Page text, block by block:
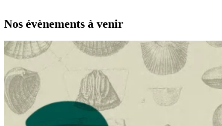
+
Nos évènements à venir